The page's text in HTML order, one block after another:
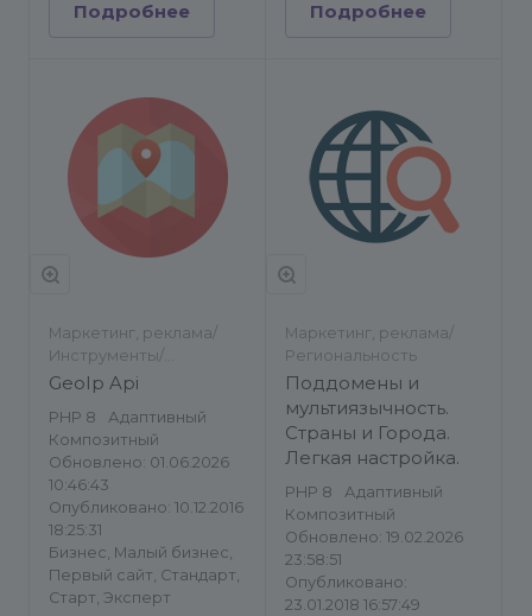
Подробнее Подробнее
Маркетинг, реклама/
Инструменты/
Региональность
GeoIp Api
PHP 8
Адаптивный
Композитный
Обновлено: 01.06.2026
10:46:43
Опубликовано: 10.12.2016
18:25:31
Бизнес, Малый бизнес,
Первый сайт, Стандарт,
Старт, Эксперт
Маркетинг, реклама/
Региональность
Поддомены и
мультиязычность.
Страны и Города.
Легкая настройка.
PHP 8
Адаптивный
Композитный
Обновлено: 19.02.2026
23:58:51
Опубликовано:
23.01.2018 16:57:49